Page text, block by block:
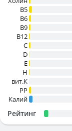
B5
B6
B9
B12
C
D
E
H
вит.К
PP
Калий
Рейтинг